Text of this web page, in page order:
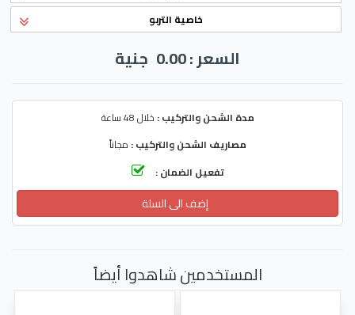
خاصية التربو
السعر : 0.00 جنية
مدة الشحن والتركيب : خلال 48 ساعة
مصاريف الشحن والتركيب : مجاناً
تفعيل الضمان :
إضف الى السلة
المستخدمين شاهدوا أيضاً